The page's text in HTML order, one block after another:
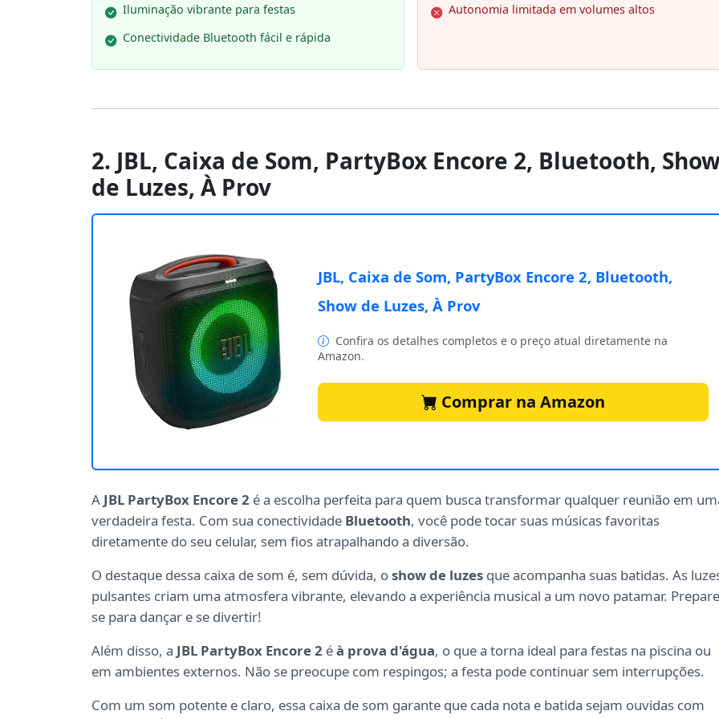
Iluminação vibrante para festas
Conectividade Bluetooth fácil e rápida
Autonomia limitada em volumes altos
2. JBL, Caixa de Som, PartyBox Encore 2, Bluetooth,
de Luzes, À Prov
JBL, Caixa de Som, PartyBox Encore 2, Bluetooth,
Show de Luzes, À Prov
Confira os detalhes completos e o preço atual diretamente na
Amazon.
Comprar na Amazon
A JBL PartyBox Encore 2 é a escolha perfeita para quem busca transformar qualquer reunião em
verdadeira festa. Com sua conectividade Bluetooth, você pode tocar suas músicas favoritas
diretamente do seu celular, sem fios atrapalhando a diversão.
O destaque dessa caixa de som é, sem dúvida, oshow de luzes que acompanha suas batidas. As
pulsantes criam uma atmosfera vibrante, elevando a experiência musical a um novo patamar.
se para dançar e se divertir!
Além disso, a JBL PartyBox Encore 2 éà prova d'água, o que a torna ideal para festas na piscina ou
em ambientes externos. Não se preocupe com respingos; a festa pode continuar sem interrupções.
Com um som potente e claro, essa caixa de som garante que cada nota e batida sejam ouvidas com